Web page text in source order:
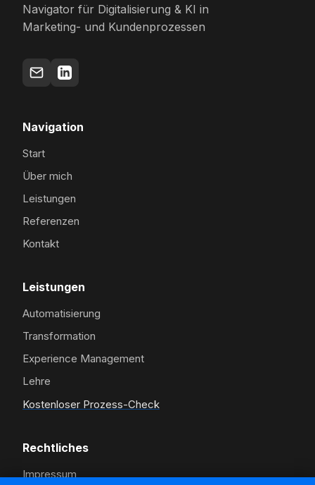
Navigator für Digitalisierung & KI in
Marketing- und Kundenprozessen
Navigation
Start
Über mich
Leistungen
Referenzen
Kontakt
Leistungen
Automatisierung
Transformation
Experience Management
Lehre
Kostenloser Prozess-Check
Rechtliches
Impressum